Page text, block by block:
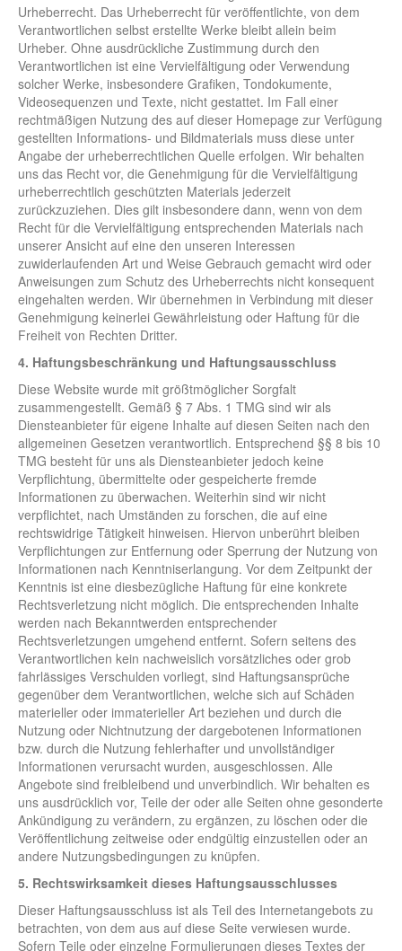
Urheberrecht. Das Urheberrecht für veröffentlichte, von dem
Verantwortlichen selbst erstellte Werke bleibt allein beim
Urheber. Ohne ausdrückliche Zustimmung durch den
Verantwortlichen ist eine Vervielfältigung oder Verwendung
solcher Werke, insbesondere Grafiken, Tondokumente,
Videosequenzen und Texte, nicht gestattet. Im Fall einer
rechtmäßigen Nutzung des auf dieser Homepage zur Verfügung
gestellten Informations- und Bildmaterials muss diese unter
Angabe der urheberrechtlichen Quelle erfolgen. Wir behalten
uns das Recht vor, die Genehmigung für die Vervielfältigung
urheberrechtlich geschützten Materials jederzeit
zurückzuziehen. Dies gilt insbesondere dann, wenn von dem
Recht für die Vervielfältigung entsprechenden Materials nach
unserer Ansicht auf eine den unseren Interessen
zuwiderlaufenden Art und Weise Gebrauch gemacht wird oder
Anweisungen zum Schutz des Urheberrechts nicht konsequent
eingehalten werden. Wir übernehmen in Verbindung mit dieser
Genehmigung keinerlei Gewährleistung oder Haftung für die
Freiheit von Rechten Dritter.
4. Haftungsbeschränkung und Haftungsausschluss
Diese Website wurde mit größtmöglicher Sorgfalt
zusammengestellt. Gemäß § 7 Abs. 1 TMG sind wir als
Diensteanbieter für eigene Inhalte auf diesen Seiten nach den
allgemeinen Gesetzen verantwortlich. Entsprechend §§ 8 bis 10
TMG besteht für uns als Diensteanbieter jedoch keine
Verpflichtung, übermittelte oder gespeicherte fremde
Informationen zu überwachen. Weiterhin sind wir nicht
verpflichtet, nach Umständen zu forschen, die auf eine
rechtswidrige Tätigkeit hinweisen. Hiervon unberührt bleiben
Verpflichtungen zur Entfernung oder Sperrung der Nutzung von
Informationen nach Kenntniserlangung. Vor dem Zeitpunkt der
Kenntnis ist eine diesbezügliche Haftung für eine konkrete
Rechtsverletzung nicht möglich. Die entsprechenden Inhalte
werden nach Bekanntwerden entsprechender
Rechtsverletzungen umgehend entfernt. Sofern seitens des
Verantwortlichen kein nachweislich vorsätzliches oder grob
fahrlässiges Verschulden vorliegt, sind Haftungsansprüche
gegenüber dem Verantwortlichen, welche sich auf Schäden
materieller oder immaterieller Art beziehen und durch die
Nutzung oder Nichtnutzung der dargebotenen Informationen
bzw. durch die Nutzung fehlerhafter und unvollständiger
Informationen verursacht wurden, ausgeschlossen. Alle
Angebote sind freibleibend und unverbindlich. Wir behalten es
uns ausdrücklich vor, Teile der oder alle Seiten ohne gesonderte
Ankündigung zu verändern, zu ergänzen, zu löschen oder die
Veröffentlichung zeitweise oder endgültig einzustellen oder an
andere Nutzungsbedingungen zu knüpfen.
5. Rechtswirksamkeit dieses Haftungsausschlusses
Dieser Haftungsausschluss ist als Teil des Internetangebots zu
betrachten, von dem aus auf diese Seite verwiesen wurde.
Sofern Teile oder einzelne Formulierungen dieses Textes der